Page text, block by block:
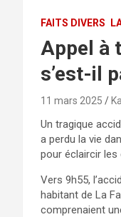
FAITS DIVERS
Appel à
s’est-il
11 mars 2025
Un tragique
a perdu la vie
pour éclaircir
Vers 9h55,
habitant de La
comprenaient